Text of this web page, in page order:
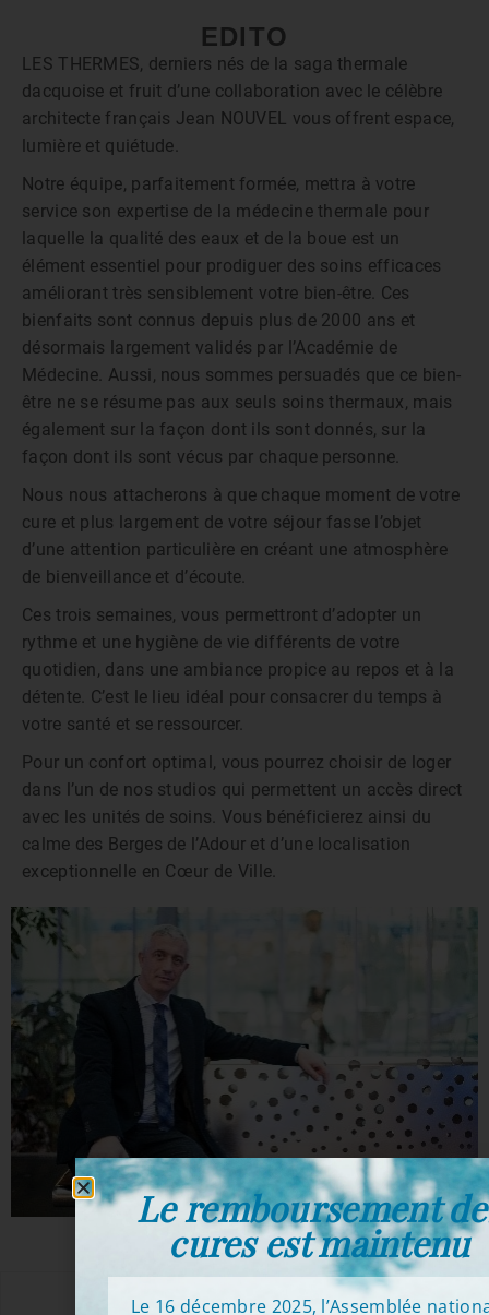
EDITO
LES THERMES, derniers nés de la saga thermale
dacquoise et fruit d’une collaboration avec le célèbre
architecte français Jean NOUVEL vous offrent espace,
lumière et quiétude.
Notre équipe, parfaitement formée, mettra à votre
service son expertise de la médecine thermale pour
laquelle la qualité des eaux et de la boue est un
élément essentiel pour prodiguer des soins efficaces
améliorant très sensiblement votre bien-être. Ces
bienfaits sont connus depuis plus de 2000 ans et
désormais largement validés par l’Académie de
Médecine. Aussi, nous sommes persuadés que ce bien-
être ne se résume pas aux seuls soins thermaux, mais
également sur la façon dont ils sont donnés, sur la
façon dont ils sont vécus par chaque personne.
Nous nous attacherons à que chaque moment de votre
cure et plus largement de votre séjour fasse l’objet
d’une attention particulière en créant une atmosphère
de bienveillance et d’écoute.
Ces trois semaines, vous permettront d’adopter un
rythme et une hygiène de vie différents de votre
quotidien, dans une ambiance propice au repos et à la
détente. C’est le lieu idéal pour consacrer du temps à
votre santé et se ressourcer.
Pour un confort optimal, vous pourrez choisir de loger
dans l’un de nos studios qui permettent un accès direct
avec les unités de soins. Vous bénéficierez ainsi du
calme des Berges de l’Adour et d’une localisation
exceptionnelle en Cœur de Ville.
Le remboursement
cures est maintenu
Le 16 décembre 2025, l’Assemblée